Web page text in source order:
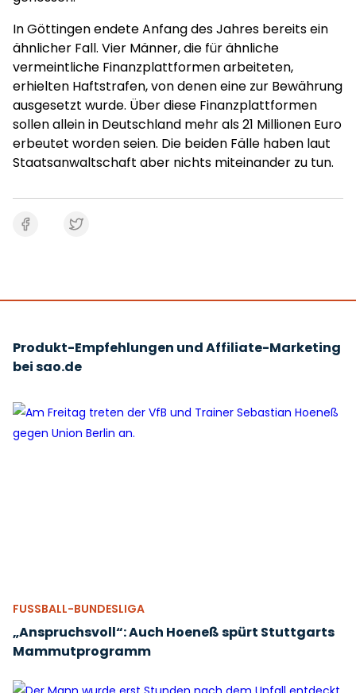
In Göttingen endete Anfang des Jahres bereits ein
ähnlicher Fall. Vier Männer, die für ähnliche
vermeintliche Finanzplattformen arbeiteten,
erhielten Haftstrafen, von denen eine zur Bewährung
ausgesetzt wurde. Über diese Finanzplattformen
sollen allein in Deutschland mehr als 21 Millionen Euro
erbeutet worden seien. Die beiden Fälle haben laut
Staatsanwaltschaft aber nichts miteinander zu tun.
Produkt-Empfehlungen und Affiliate-Marketing
bei sao.de
FUSSBALL-BUNDESLIGA
„Anspruchsvoll“: Auch Hoeneß spürt Stuttgarts
Mammutprogramm